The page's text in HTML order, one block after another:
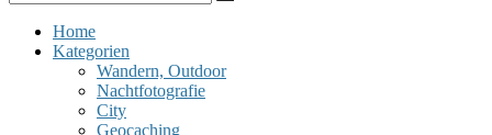
Home
Kategorien
Wandern, Outdoor
Nachtfotografie
City
Geocaching